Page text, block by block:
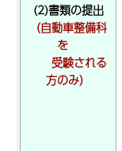
(2)書類の提出
（自動車整備科
を
受験される
方のみ）